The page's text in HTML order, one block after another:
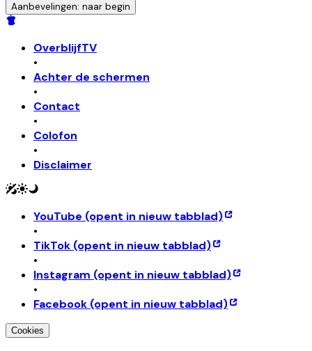
Aanbevelingen: naar begin
OverblijfTV
•
Achter de schermen
•
Contact
•
Colofon
•
Disclaimer
YouTube (opent in nieuw tabblad)
•
TikTok (opent in nieuw tabblad)
•
Instagram (opent in nieuw tabblad)
•
Facebook (opent in nieuw tabblad)
Cookies